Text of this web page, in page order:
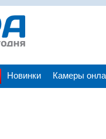
Новинки Камеры